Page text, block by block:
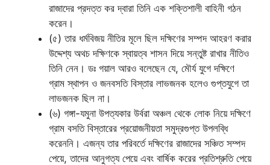
রাজাদের প্রদত্ত কর দ্বারা তিনি এক শক্তিশালী বাহিনী গঠন
করেন।
(৫) তার ধর্মবিজয় নীতির মূলে ছিল দক্ষিণের সম্পদ আহরণ করার
উদ্দেশ্য অথচ দক্ষিণকে স্বায়ত্ব শাসন দিয়ে সন্তুষ্ট রাখার নীতিও
তিনি নেন। ডঃ গয়াল আরও বলেছেন যে, মৌর্য যুগে দক্ষিণে
গ্রাম স্থাপন ও জনবসতি বিস্তার লাভজনক হলেও গুপ্তযুগে তা
লাভজনক ছিল না।
(৬) গঙ্গা-যমুনা উপত্যকার উর্বরা অঞ্চল থেকে লোক নিয়ে দক্ষিণে
গ্রাম বসতি বিস্তারের প্রয়োজনীয়তা সমুদ্রগুপ্ত উপলব্ধি
করেননি। এজন্য তার পরিবর্তে দক্ষিণের রাজাদের সঞ্চিত সম্পদ
পেয়ে, তাদের আনুগত্য পেয়ে এবং বার্ষিক করের প্রতিশ্রুতি পেয়ে